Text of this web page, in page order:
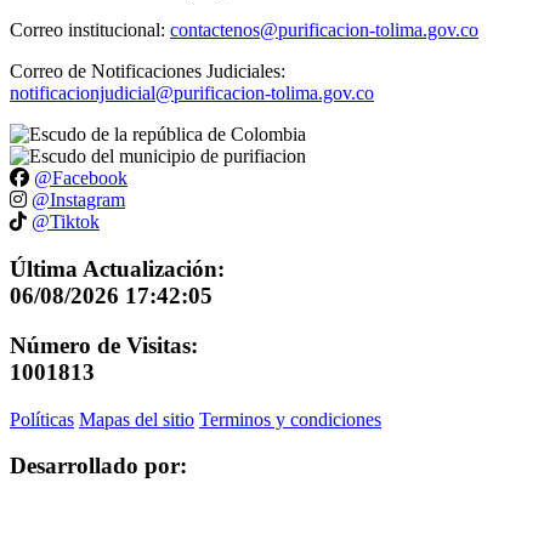
Correo institucional: contactenos@purificacion-tolima.gov.co
Correo de Notificaciones Judiciales:
notificacionjudicial@purificacion-tolima.gov.co
@Facebook
@Instagram
@Tiktok
Última Actualización:
06/08/2026 17:42:05
Número de Visitas:
1001813
Políticas Mapas del sitio Terminos y condiciones
Desarrollado por: